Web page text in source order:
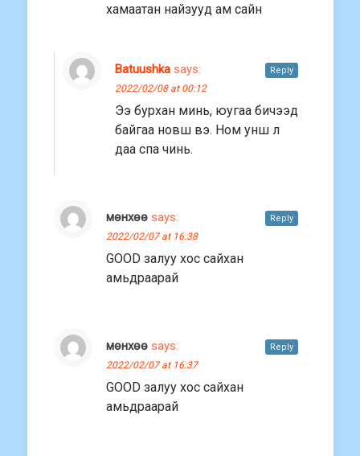
хамаатан найзууд ам сайн
Batuushka says:
2022/02/08 at 00:12
Ээ бурхан минь, юугаа бичээд
байгаа новш вэ. Ном унш л
даа спа чинь.
Reply
мөнхөө says:
2022/02/07 at 16:38
GOOD залуу хос сайхан
амьдраарай
Reply
мөнхөө says:
2022/02/07 at 16:37
GOOD залуу хос сайхан
амьдраарай
Reply